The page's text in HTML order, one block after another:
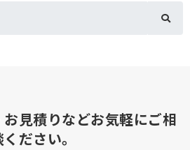
見積りなどお気軽にご相
ださい。